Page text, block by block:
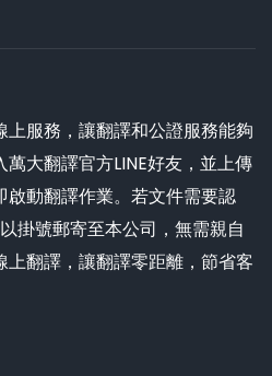
服務，讓翻譯和公證服務能夠
大翻譯官方LINE好友，並上傳
動翻譯作業。若文件需要認
掛號郵寄至本公司，無需親自
翻譯，讓翻譯零距離，節省客